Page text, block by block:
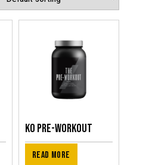
KO Pre-Workout
Read more